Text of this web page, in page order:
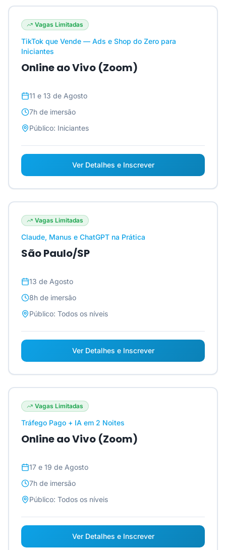
Vagas Limitadas
TikTok que Vende — Ads e Shop do Zero para
Iniciantes
Online ao Vivo (Zoom)
11 e 13 de Agosto
7h de imersão
Público: Iniciantes
Ver Detalhes e Inscrever
Vagas Limitadas
Claude, Manus e ChatGPT na Prática
São Paulo/SP
13 de Agosto
8h de imersão
Público: Todos os níveis
Ver Detalhes e Inscrever
Vagas Limitadas
Tráfego Pago + IA em 2 Noites
Online ao Vivo (Zoom)
17 e 19 de Agosto
7h de imersão
Público: Todos os níveis
Ver Detalhes e Inscrever